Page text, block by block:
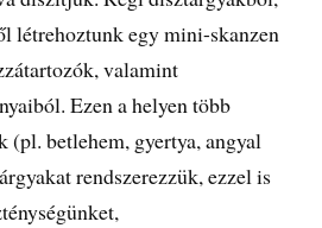
létrehoztunk egy mini-skanzen
valamint
Ezen a helyen több
(pl. betlehem, gyertya, angyal
rendszerezzük, ezzel is